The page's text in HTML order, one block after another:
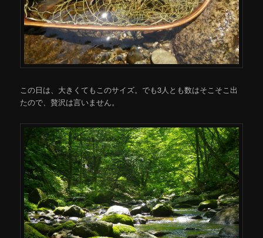
この日は、大きくてもこのサイズ。でも3人とも数はそこそこ出
たので、贅沢は言いません。